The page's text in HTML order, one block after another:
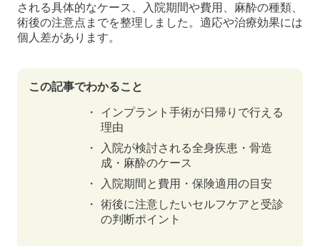
される具体的なケース、入院期間や費用、麻酔の種類、
術後の注意点までを整理しました。適応や治療効果には
個人差があります。
この記事でわかること
インプラント手術が日帰りで行える
理由
入院が検討される全身疾患・骨造
成・麻酔のケース
入院期間と費用・保険適用の目安
術後に注意したいセルフケアと受診
の判断ポイント